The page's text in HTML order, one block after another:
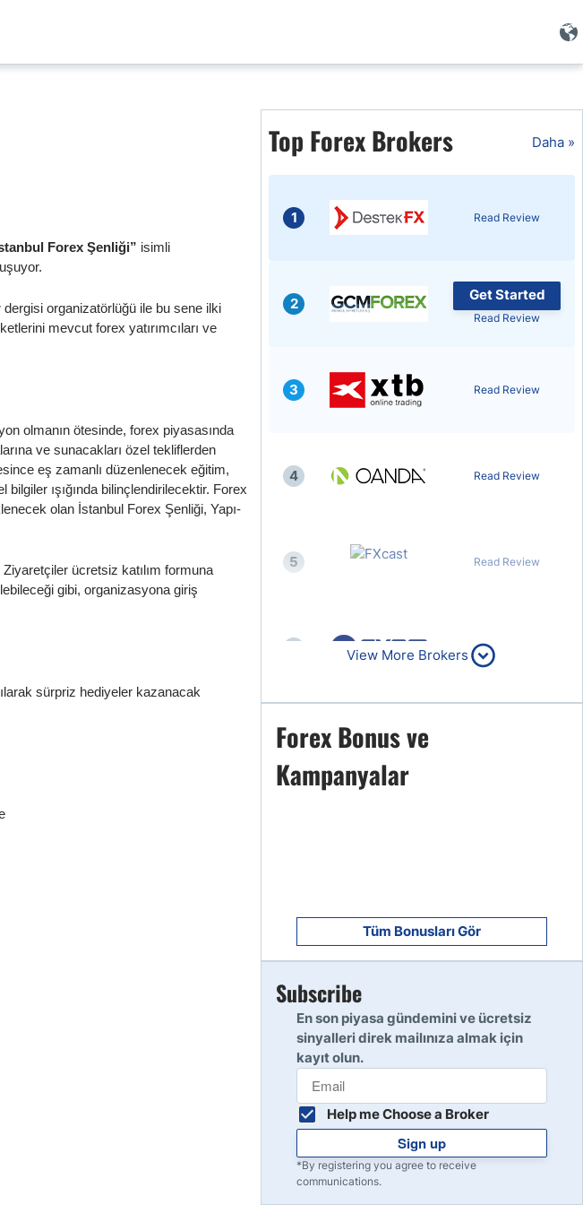
Bülten
Detaylı Teknik Analizler
USD/TRY
Forex Şenliği” isimli
dergisi organizatörlüğü ile bu sene ilki
mevcut forex yatırımcıları ve
olmanın ötesinde, forex piyasasında
ve sunacakları özel tekliflerden
eş zamanlı düzenlenecek eğitim,
ışığında bilinçlendirilecektir. Forex
olan İstanbul Forex Şenliği, Yapı-
ücretsiz katılım formuna
gibi, organizasyona giriş
sürpriz hediyeler kazanacak
Top Forex Brokers Daha »
1 Read Review
2
Get Started
Read Review
3 Read Review
4 Read Review
5 Read Review
Read Review
7
10
View More Brokers
Forex Bonus ve
Kampanyalar
Tüm Bonusları Gör
Subscribe
En son piyasa gündemini ve ücretsiz
sinyalleri direk mailınıza almak için
kayıt olun.
Help me Choose a Broker
Sign up
*By registering you agree to receive
communications.